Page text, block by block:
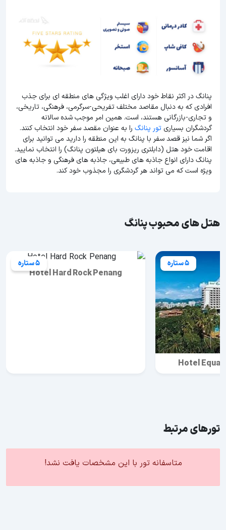
پنانگ در اکثر نقاط خود دارای اغلب ویژگی های منطقه ای برای جذب
افرادی که به دنبال مقاصد مختلف تفریحی-سرگرمی، فرهنگی، تاریخی،
و تجاری-بازرگانی هستند، است. همین امر موجب شده سالانه
گردشگران بسیاریتور پنانگ را به عنوان مقصد سفر خود انتخاب کنند.
اگر شما نیز قصد سفر با پنانگ به این منطقه را دارید می توانید برای
اقامت خود هتل (دابلتری ریزورت بای هیلتون پنانگ) را انتخاب نمایید.
پنانگ دارای انواع جاذبه های طبیعی، جاذبه های فرهنگی و جاذبه های
ویژه است که می تواند هر گردشگری را مجذوب خود کند.
هتل های محبوب پنانگ
5 ستاره
Hotel
5 ستاره
Hotel Hard Rock Penang
تورهای مرتبط
متاسفانه تور با این مشخصات یافت نشد!